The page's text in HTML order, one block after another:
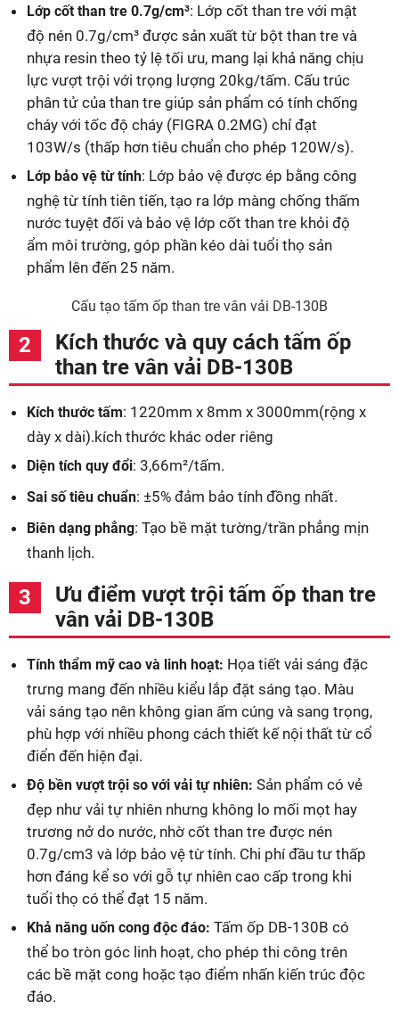
Lớp cốt than tre 0.7g/cm³: Lớp cốt than tre với mật
độ nén 0.7g/cm³ được sản xuất từ bột than tre và
nhựa resin theo tỷ lệ tối ưu, mang lại khả năng chịu
lực vượt trội với trọng lượng 20kg/tấm. Cấu trúc
phân tử của than tre giúp sản phẩm có tính chống
cháy với tốc độ cháy (FIGRA 0.2MG) chỉ đạt
103W/s (thấp hơn tiêu chuẩn cho phép 120W/s).
Lớp bảo vệ từ tính: Lớp bảo vệ được ép bằng công
nghệ từ tính tiên tiến, tạo ra lớp màng chống thấm
nước tuyệt đối và bảo vệ lớp cốt than tre khỏi độ
ẩm môi trường, góp phần kéo dài tuổi thọ sản
phẩm lên đến 25 năm.
Cấu tạo tấm ốp than tre vân vải DB-130B
Kích thước và quy cách tấm ốp
than tre vân vải DB-130B
Kích thước tấm: 1220mm x 8mm x 3000mm(rộng x
dày x dài).kích thước khác oder riêng
Diện tích quy đổi: 3,66m²/tấm.
Sai số tiêu chuẩn: ±5% đảm bảo tính đồng nhất.
Biên dạng phẳng: Tạo bề mặt tường/trần phẳng mịn
thanh lịch.
Ưu điểm vượt trội tấm ốp than tre
vân vải DB-130B
Tính thẩm mỹ cao và linh hoạt: Họa tiết vải sáng đặc
trưng mang đến nhiều kiểu lắp đặt sáng tạo. Màu
vải sáng tạo nên không gian ấm cúng và sang trọng,
phù hợp với nhiều phong cách thiết kế nội thất từ cổ
điển đến hiện đại.
Độ bền vượt trội so với vải tự nhiên: Sản phẩm có vẻ
đẹp như vải tự nhiên nhưng không lo mối mọt hay
trương nở do nước, nhờ cốt than tre được nén
0.7g/cm3 và lớp bảo vệ từ tính. Chi phí đầu tư thấp
hơn đáng kể so với gỗ tự nhiên cao cấp trong khi
tuổi thọ có thể đạt 15 năm.
Khả năng uốn cong độc đáo: Tấm ốp DB-130B có
thể bo tròn góc linh hoạt, cho phép thi công trên
các bề mặt cong hoặc tạo điểm nhấn kiến trúc độc
đáo.